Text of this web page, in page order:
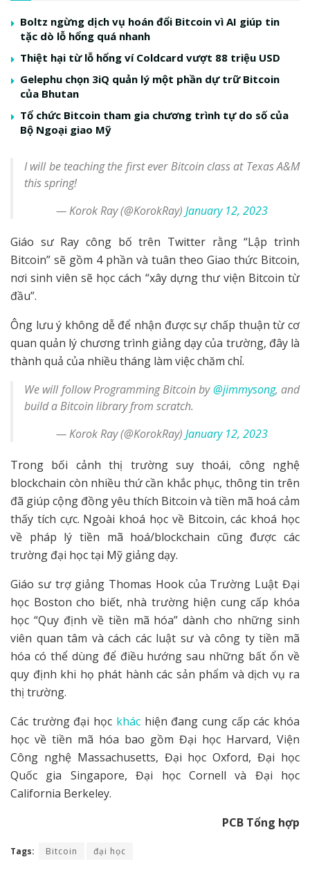
Boltz ngừng dịch vụ hoán đổi Bitcoin vì AI giúp tin
tặc dò lỗ hổng quá nhanh
Thiệt hại từ lỗ hổng ví Coldcard vượt 88 triệu USD
Gelephu chọn 3iQ quản lý một phần dự trữ Bitcoin
của Bhutan
Tổ chức Bitcoin tham gia chương trình tự do số của
Bộ Ngoại giao Mỹ
I will be teaching the first ever Bitcoin class at Texas A&M
this spring!
— Korok Ray (@KorokRay) January 12, 2023
Giáo sư Ray công bố trên Twitter rằng “Lập trình
Bitcoin” sẽ gồm 4 phần và tuân theo Giao thức Bitcoin,
nơi sinh viên sẽ học cách “xây dựng thư viện Bitcoin từ
đầu”.
Ông lưu ý không dễ để nhận được sự chấp thuận từ cơ
quan quản lý chương trình giảng dạy của trường, đây là
thành quả của nhiều tháng làm việc chăm chỉ.
We will follow Programming Bitcoin by@jimmysong, and
build a Bitcoin library from scratch.
— Korok Ray (@KorokRay) January 12, 2023
Trong bối cảnh thị trường suy thoái, công nghệ
blockchain còn nhiều thứ cần khắc phục, thông tin trên
đã giúp cộng đồng yêu thích Bitcoin và tiền mã hoá cảm
thấy tích cực. Ngoài khoá học về Bitcoin, các khoá học
về pháp lý tiền mã hoá/blockchain cũng được các
trường đại học tại Mỹ giảng dạy.
Giáo sư trợ giảng Thomas Hook của Trường Luật Đại
học Boston cho biết, nhà trường hiện cung cấp khóa
học “Quy định về tiền mã hóa” dành cho những sinh
viên quan tâm và cách các luật sư và công ty tiền mã
hóa có thể dùng để điều hướng sau những bất ổn về
quy định khi họ phát hành các sản phẩm và dịch vụ ra
thị trường.
Các trường đại học kháchiện đang cung cấp các khóa
học về tiền mã hóa bao gồm Đại học Harvard, Viện
Công nghệ Massachusetts, Đại học Oxford, Đại học
Quốc gia Singapore, Đại học Cornell và Đại học
California Berkeley.
PCB Tổng hợp
Tags: Bitcoin đại học